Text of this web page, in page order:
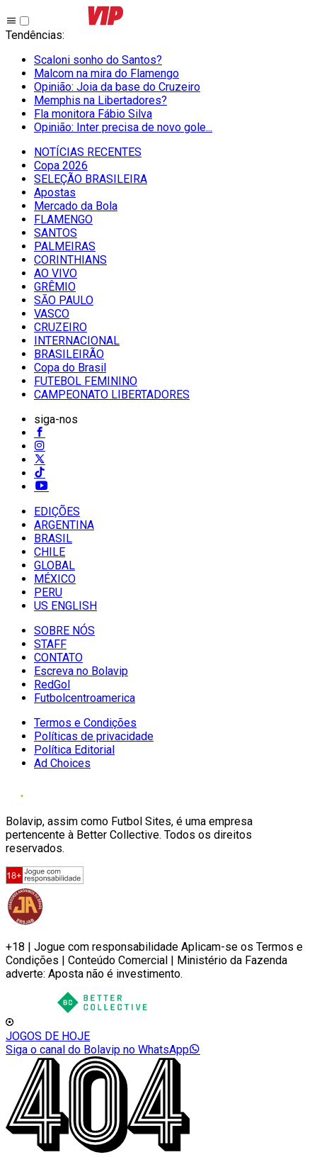
Tendências:
Scaloni sonho do Santos?
Malcom na mira do Flamengo
Opinião: Joia da base do Cruzeiro
Memphis na Libertadores?
Fla monitora Fábio Silva
Opinião: Inter precisa de novo gole...
NOTÍCIAS RECENTES
Copa 2026
SELEÇÃO BRASILEIRA
Apostas
Mercado da Bola
FLAMENGO
SANTOS
PALMEIRAS
CORINTHIANS
AO VIVO
GRÊMIO
SĀO PAULO
VASCO
CRUZEIRO
INTERNACIONAL
BRASILEIRÃO
Copa do Brasil
FUTEBOL FEMININO
CAMPEONATO LIBERTADORES
siga-nos
EDIÇÕES
ARGENTINA
BRASIL
CHILE
GLOBAL
MÉXICO
PERU
US ENGLISH
SOBRE NÓS
STAFF
CONTATO
Escreva no Bolavip
RedGol
Futbolcentroamerica
Termos e Condições
Políticas de privacidade
Política Editorial
Ad Choices
Bolavip, assim como Futbol Sites, é uma empresa
pertencente à Better Collective. Todos os direitos
reservados.
+18 | Jogue com responsabilidade Aplicam-se os Termos e
Condições | Conteúdo Comercial | Ministério da Fazenda
adverte: Aposta não é investimento.
JOGOS DE HOJE
Siga o canal do Bolavip no WhatsApp